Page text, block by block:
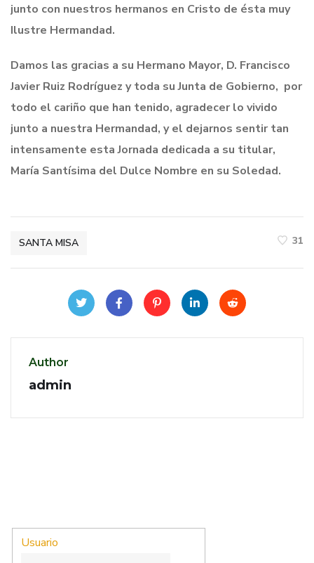
junto con nuestros hermanos en Cristo de ésta muy
Ilustre Hermandad.
Damos las gracias a su Hermano Mayor, D. Francisco
Javier Ruiz Rodríguez y toda su Junta de Gobierno, por
todo el cariño que han tenido, agradecer lo vivido
junto a nuestra Hermandad, y el dejarnos sentir tan
intensamente esta Jornada dedicada a su titular,
María Santísima del Dulce Nombre en su Soledad.
SANTA MISA 31
Author
admin
Usuario